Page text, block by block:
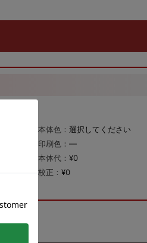
本体色： 選択してください
印刷色： —
本体代： ¥0
校正： ¥0